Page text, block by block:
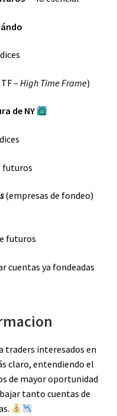
– High Time Frame)
de NY
futuros
(empresas de fondeo)
futuros
cuentas ya fondeadas
traders interesados en
claro, entendiendo el
de mayor oportunidad
tanto cuentas de